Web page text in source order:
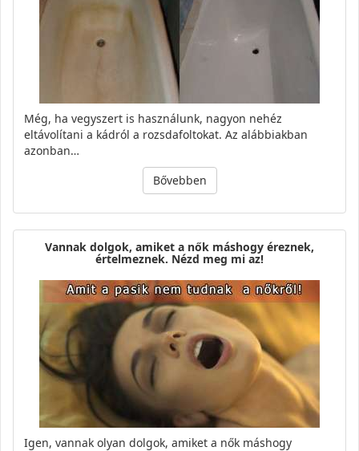
Még, ha vegyszert is használunk, nagyon nehéz
eltávolítani a kádról a rozsdafoltokat. Az alábbiakban
azonban…
Bővebben
Vannak dolgok, amiket a nők máshogy éreznek,
értelmeznek. Nézd meg mi az!
Igen, vannak olyan dolgok, amiket a nők máshogy